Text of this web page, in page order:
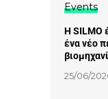
Events
Η SILMO
ένα νέο
25/06/